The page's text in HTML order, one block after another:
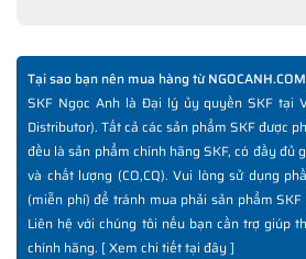
✅Chất lượng vòng bi SKF chính hãng
✅Những cách phân biệt vòng bi SKF giả
✅ SKF Authenticate, Phần mềm kiểm tra
Tại sao bạn nên mua hàng từ NGOCANH.COM
SKF Ngọc Anh là Đại lý ủy quyền SKF tại
Distributor). Tất cả các sản phẩm SKF được
đều là sản phẩm chính hãng SKF, có đầy đủ
và chất lượng (CO,CQ). Vui lòng sử dụng
(miễn phí) để tránh mua phải sản phẩm
Liên hệ với chúng tôi nếu bạn cần trợ giúp
chính hãng. [Xem chi tiết tại đây]